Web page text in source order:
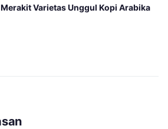
Varietas Unggul Kopi Arabika